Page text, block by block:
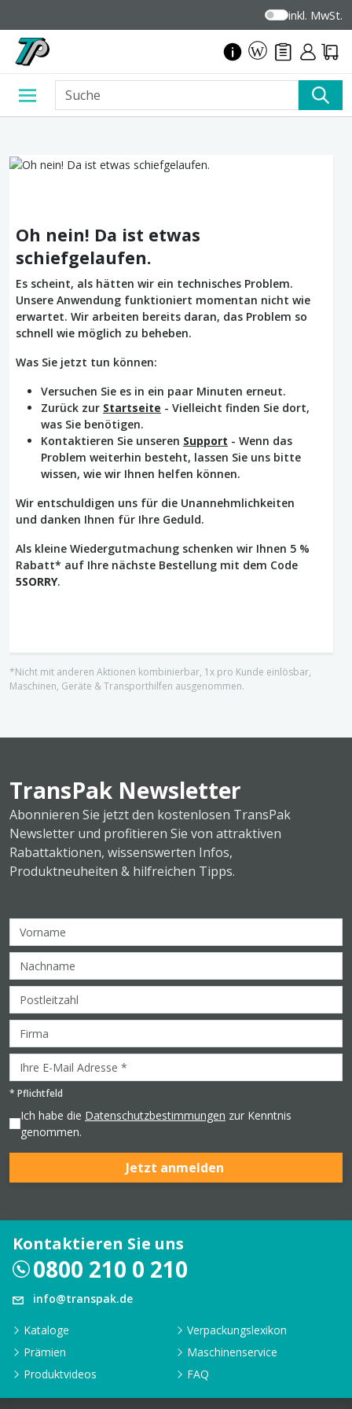
inkl. MwSt.
Oh nein! Da ist etwas
schiefgelaufen.
Es scheint, als hätten wir ein technisches Problem.
Unsere Anwendung funktioniert momentan nicht wie
erwartet. Wir arbeiten bereits daran, das Problem so
schnell wie möglich zu beheben.
Was Sie jetzt tun können:
Versuchen Sie es in ein paar Minuten erneut.
Zurück zur Startseite - Vielleicht finden Sie dort,
was Sie benötigen.
Kontaktieren Sie unseren Support - Wenn das
Problem weiterhin besteht, lassen Sie uns bitte
wissen, wie wir Ihnen helfen können.
Wir entschuldigen uns für die Unannehmlichkeiten
und danken Ihnen für Ihre Geduld.
Als kleine Wiedergutmachung schenken wir Ihnen 5 %
Rabatt* auf Ihre nächste Bestellung mit dem Code
5SORRY.
*Nicht mit anderen Aktionen kombinierbar, 1x pro Kunde einlösbar,
Maschinen, Geräte & Transporthilfen ausgenommen.
TransPak Newsletter
Abonnieren Sie jetzt den kostenlosen TransPak
Newsletter und profitieren Sie von attraktiven
Rabattaktionen, wissenswerten Infos,
Produktneuheiten & hilfreichen Tipps.
* Pflichtfeld
Ich habe die Datenschutzbestimmungen zur Kenntnis
genommen.
Jetzt anmelden
Kontaktieren Sie uns
0800 210 0 210
info@transpak.de
Kataloge
Verpackungslexikon
Prämien
Maschinenservice
Produktvideos
FAQ